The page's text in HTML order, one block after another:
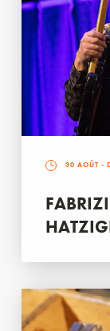
30 AOÛT -